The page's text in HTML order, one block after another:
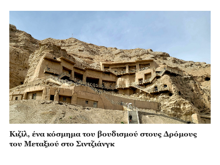
Κιζίλ, ένα κόσμημα του βουδισμού στους Δρόμους
του Μεταξιού στο Σιντζιάνγκ